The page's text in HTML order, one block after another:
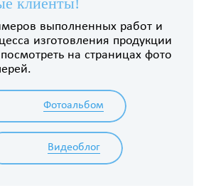
выполненных работ и
изготовления продукции
на страницах фото
Фотоальбом
Видеоблог